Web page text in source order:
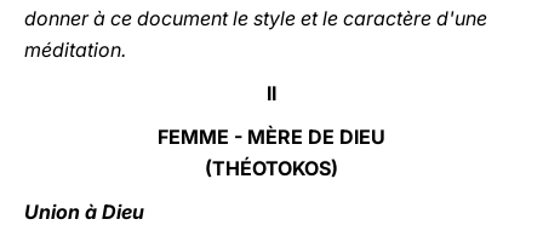
donner à ce document le style et le caractère d'une
méditation.
II
FEMME - MÈRE DE DIEU
(THÉOTOKOS)
Union à Dieu